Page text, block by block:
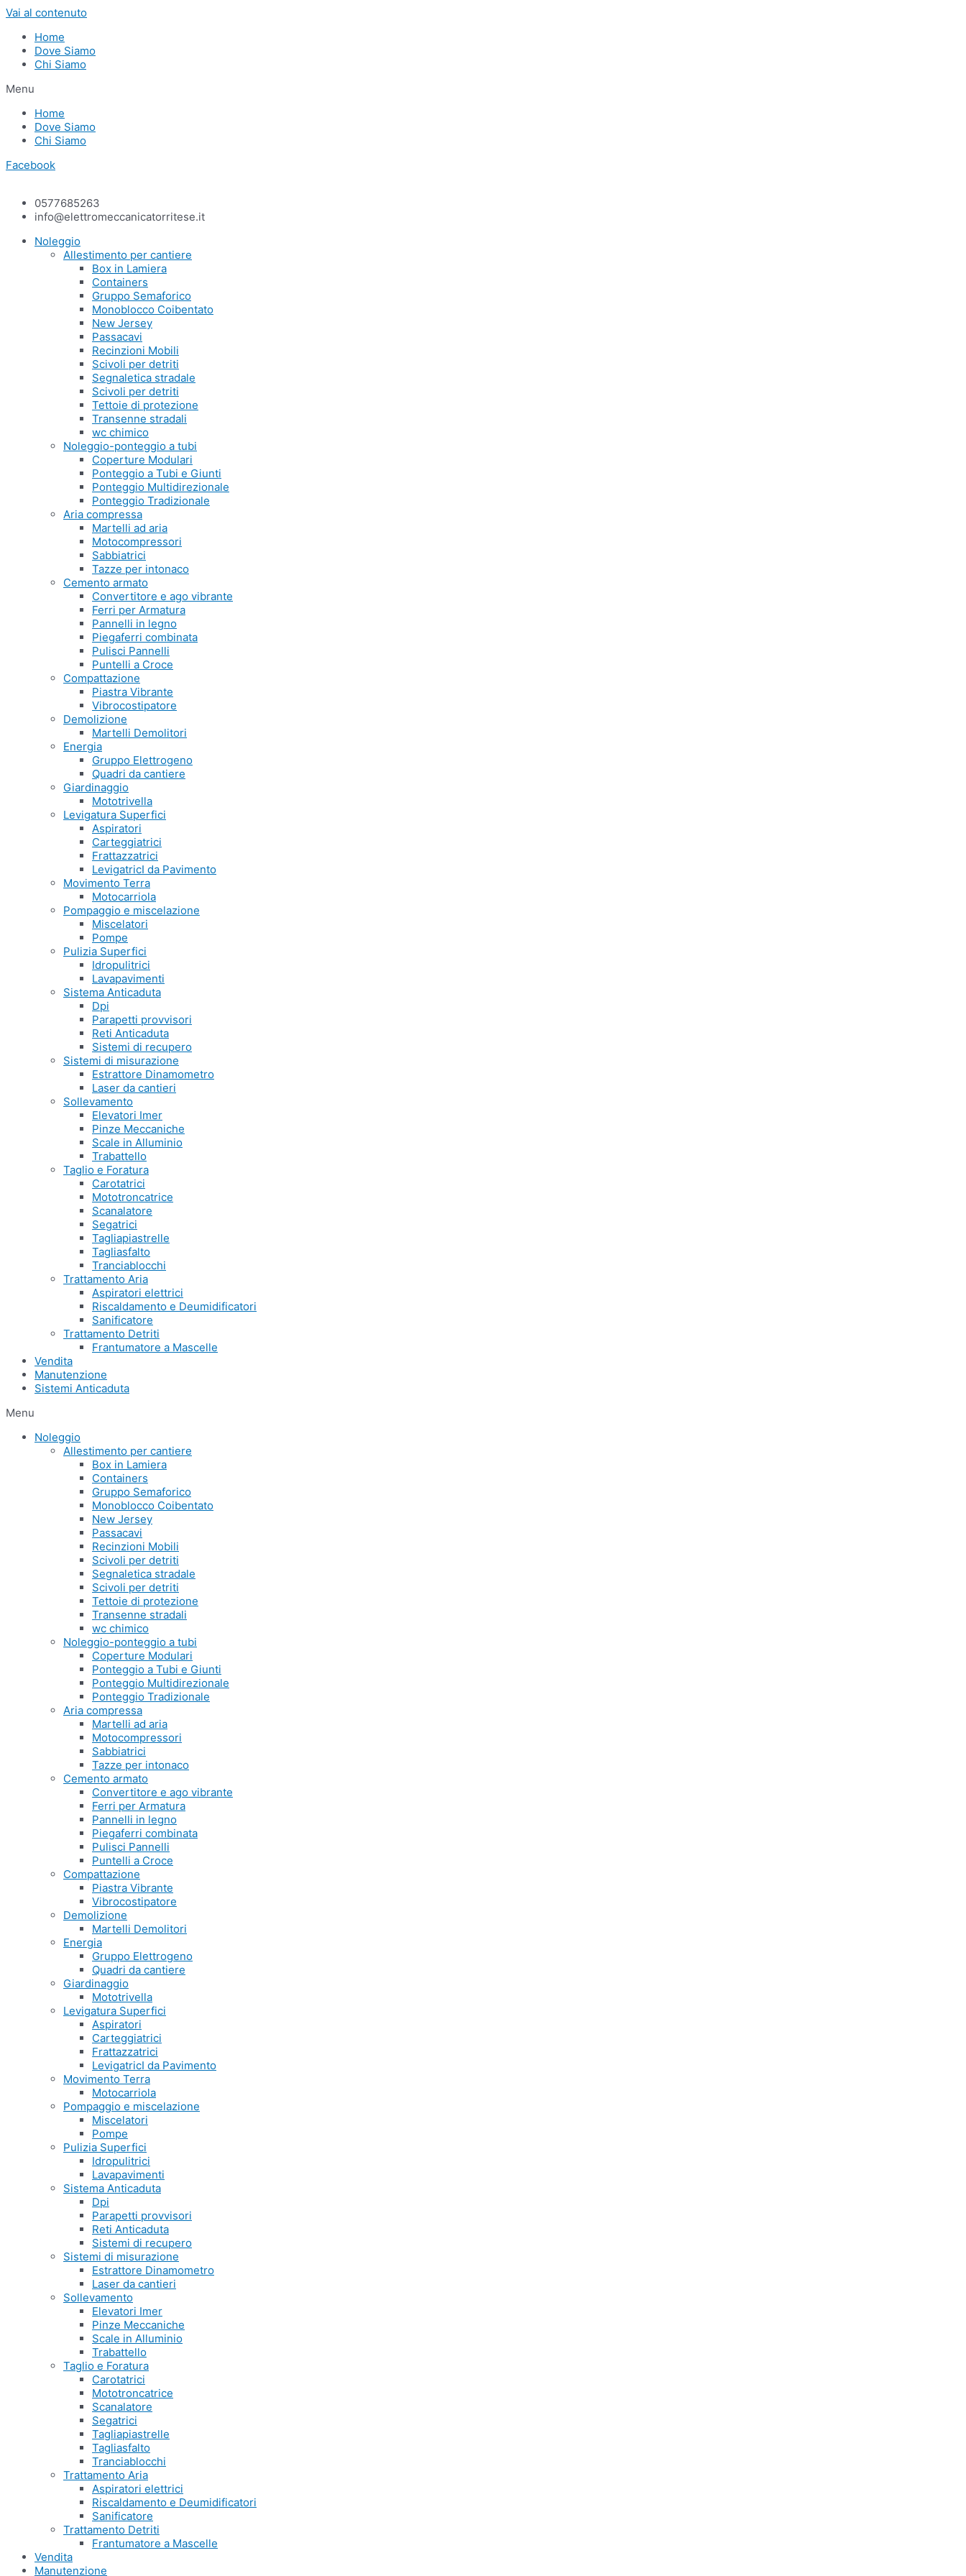
Vai al contenuto
Home
Dove Siamo
Chi Siamo
Menu
Home
Dove Siamo
Chi Siamo
Facebook
0577685263
info@elettromeccanicatorritese.it
Noleggio
Allestimento per cantiere
Box in Lamiera
Containers
Gruppo Semaforico
Monoblocco Coibentato
New Jersey
Passacavi
Recinzioni Mobili
Scivoli per detriti
Segnaletica stradale
Scivoli per detriti
Tettoie di protezione
Transenne stradali
wc chimico
Noleggio-ponteggio a tubi
Coperture Modulari
Ponteggio a Tubi e Giunti
Ponteggio Multidirezionale
Ponteggio Tradizionale
Aria compressa
Martelli ad aria
Motocompressori
Sabbiatrici
Tazze per intonaco
Cemento armato
Convertitore e ago vibrante
Ferri per Armatura
Pannelli in legno
Piegaferri combinata
Pulisci Pannelli
Puntelli a Croce
Compattazione
Piastra Vibrante
Vibrocostipatore
Demolizione
Martelli Demolitori
Energia
Gruppo Elettrogeno
Quadri da cantiere
Giardinaggio
Mototrivella
Levigatura Superfici
Aspiratori
Carteggiatrici
Frattazzatrici
LevigatricI da Pavimento
Movimento Terra
Motocarriola
Pompaggio e miscelazione
Miscelatori
Pompe
Pulizia Superfici
Idropulitrici
Lavapavimenti
Sistema Anticaduta
Dpi
Parapetti provvisori
Reti Anticaduta
Sistemi di recupero
Sistemi di misurazione
Estrattore Dinamometro
Laser da cantieri
Sollevamento
Elevatori Imer
Pinze Meccaniche
Scale in Alluminio
Trabattello
Taglio e Foratura
Carotatrici
Mototroncatrice
Scanalatore
Segatrici
Tagliapiastrelle
Tagliasfalto
Tranciablocchi
Trattamento Aria
Aspiratori elettrici
Riscaldamento e Deumidificatori
Sanificatore
Trattamento Detriti
Frantumatore a Mascelle
Vendita
Manutenzione
Sistemi Anticaduta
Menu
Noleggio
Allestimento per cantiere
Box in Lamiera
Containers
Gruppo Semaforico
Monoblocco Coibentato
New Jersey
Passacavi
Recinzioni Mobili
Scivoli per detriti
Segnaletica stradale
Scivoli per detriti
Tettoie di protezione
Transenne stradali
wc chimico
Noleggio-ponteggio a tubi
Coperture Modulari
Ponteggio a Tubi e Giunti
Ponteggio Multidirezionale
Ponteggio Tradizionale
Aria compressa
Martelli ad aria
Motocompressori
Sabbiatrici
Tazze per intonaco
Cemento armato
Convertitore e ago vibrante
Ferri per Armatura
Pannelli in legno
Piegaferri combinata
Pulisci Pannelli
Puntelli a Croce
Compattazione
Piastra Vibrante
Vibrocostipatore
Demolizione
Martelli Demolitori
Energia
Gruppo Elettrogeno
Quadri da cantiere
Giardinaggio
Mototrivella
Levigatura Superfici
Aspiratori
Carteggiatrici
Frattazzatrici
LevigatricI da Pavimento
Movimento Terra
Motocarriola
Pompaggio e miscelazione
Miscelatori
Pompe
Pulizia Superfici
Idropulitrici
Lavapavimenti
Sistema Anticaduta
Dpi
Parapetti provvisori
Reti Anticaduta
Sistemi di recupero
Sistemi di misurazione
Estrattore Dinamometro
Laser da cantieri
Sollevamento
Elevatori Imer
Pinze Meccaniche
Scale in Alluminio
Trabattello
Taglio e Foratura
Carotatrici
Mototroncatrice
Scanalatore
Segatrici
Tagliapiastrelle
Tagliasfalto
Tranciablocchi
Trattamento Aria
Aspiratori elettrici
Riscaldamento e Deumidificatori
Sanificatore
Trattamento Detriti
Frantumatore a Mascelle
Vendita
Manutenzione